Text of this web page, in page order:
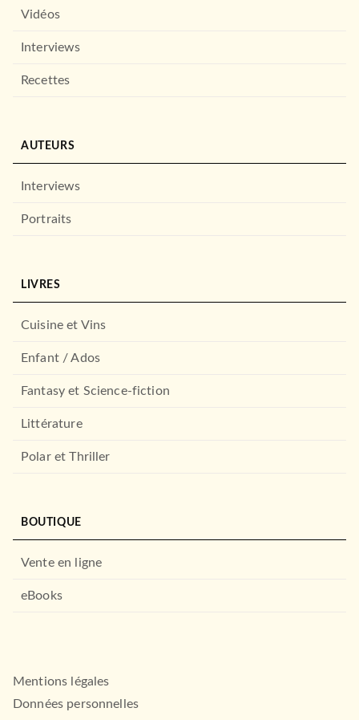
Vidéos
Interviews
Recettes
AUTEURS
Interviews
Portraits
LIVRES
Cuisine et Vins
Enfant / Ados
Fantasy et Science-fiction
Littérature
Polar et Thriller
BOUTIQUE
Vente en ligne
eBooks
Mentions légales
Données personnelles